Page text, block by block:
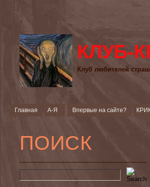
КЛУБ-
Клуб любителей
Главная А-Я Впервые на сайте?
ПОИСК